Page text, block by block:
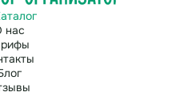
он самый важный человек
был у наших
первоклашек и будет у
Его не заменит никто и
нас